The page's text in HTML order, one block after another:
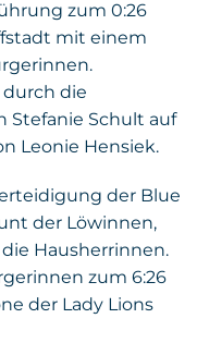
zum 0:26
mit einem
die
Stefanie Schult auf
Leonie Hensiek.
der Blue
der Löwinnen,
Hausherrinnen.
zum 6:26
der Lady Lions